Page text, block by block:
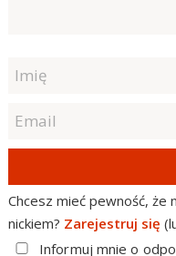
Chcesz mieć pewność, że
nickiem? Zarejestruj się
Informuj mnie o